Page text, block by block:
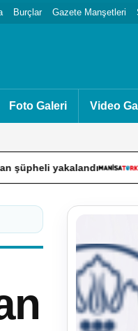
Burçlar Gazete Manşetleri
Foto Galeri Video
Köşk’te